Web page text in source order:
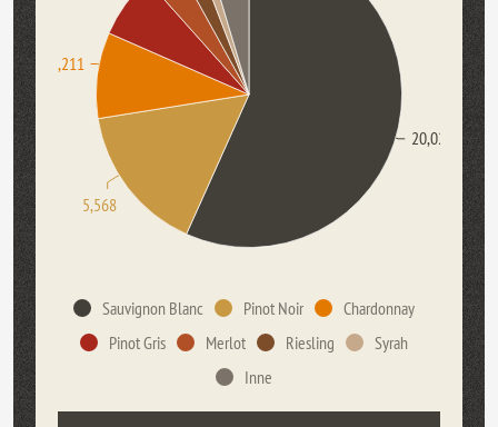
Sauvignon Blanc Pinot Noir
Chardonnay
Pinot Gris
Merlot Riesling
Syrah
Inne
20,027
5,568
3,211